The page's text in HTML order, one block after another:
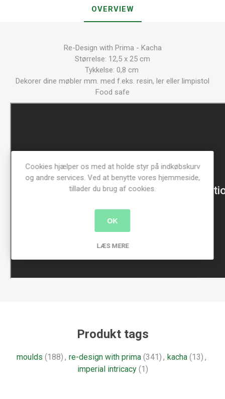
OVERVIEW
Re-Design with Prima - Kacha
Størrelse: 12,5 x 25 cm
Tykkelse: 0,8 cm
Dekorer dine møbler mm. med f.eks. resin, ler eller limpistol
Food safe
Produkt tags
moulds (188) , re-design with prima (341) , kacha (13) ,
imperial intricacy (1)
Cookies hjælper os med at holde styr på indkøbskurv
og andre services. Ved at benytte vores hjemmeside,
tillader du brug af cookies.
OK
LÆS MERE